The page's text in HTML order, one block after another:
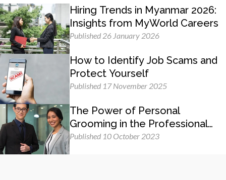
Hiring Trends in Myanmar 2026:
Insights from MyWorld Careers
Published 26 January 2026
How to Identify Job Scams and
Protect Yourself
Published 17 November 2025
The Power of Personal
Grooming in the Professional
Workplace
Published 10 October 2023